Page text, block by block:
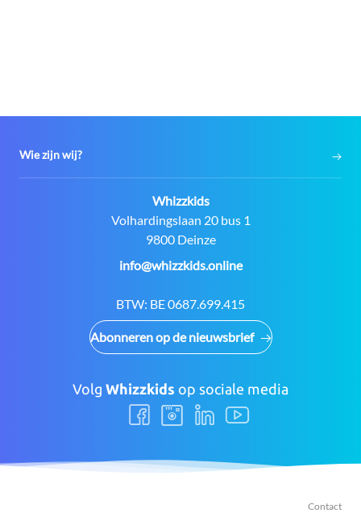
Wie zijn wij?
Contact:
Whizzkids
Adres:
Volhardingslaan 20 bus 1
9800 Deinze
E-
info@whizzkids.online
BTW: BE 0687.699.415
Abonneren op de nieuwsbrief
Volg Whizzkids op sociale media
Volg
ons
Volg
ons
Volg
ons
Volg
ons
Contact